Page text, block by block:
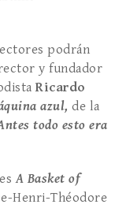
podrán
y fundador
Ricardo
azul, de la
todo esto era
A Basket of
Henri-Théodore